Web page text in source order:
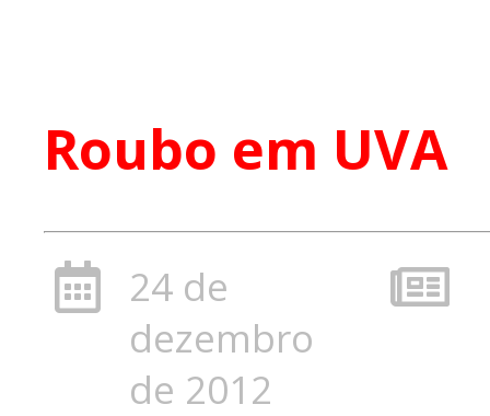
Roubo em UVA
24 de
dezembro
de 2012